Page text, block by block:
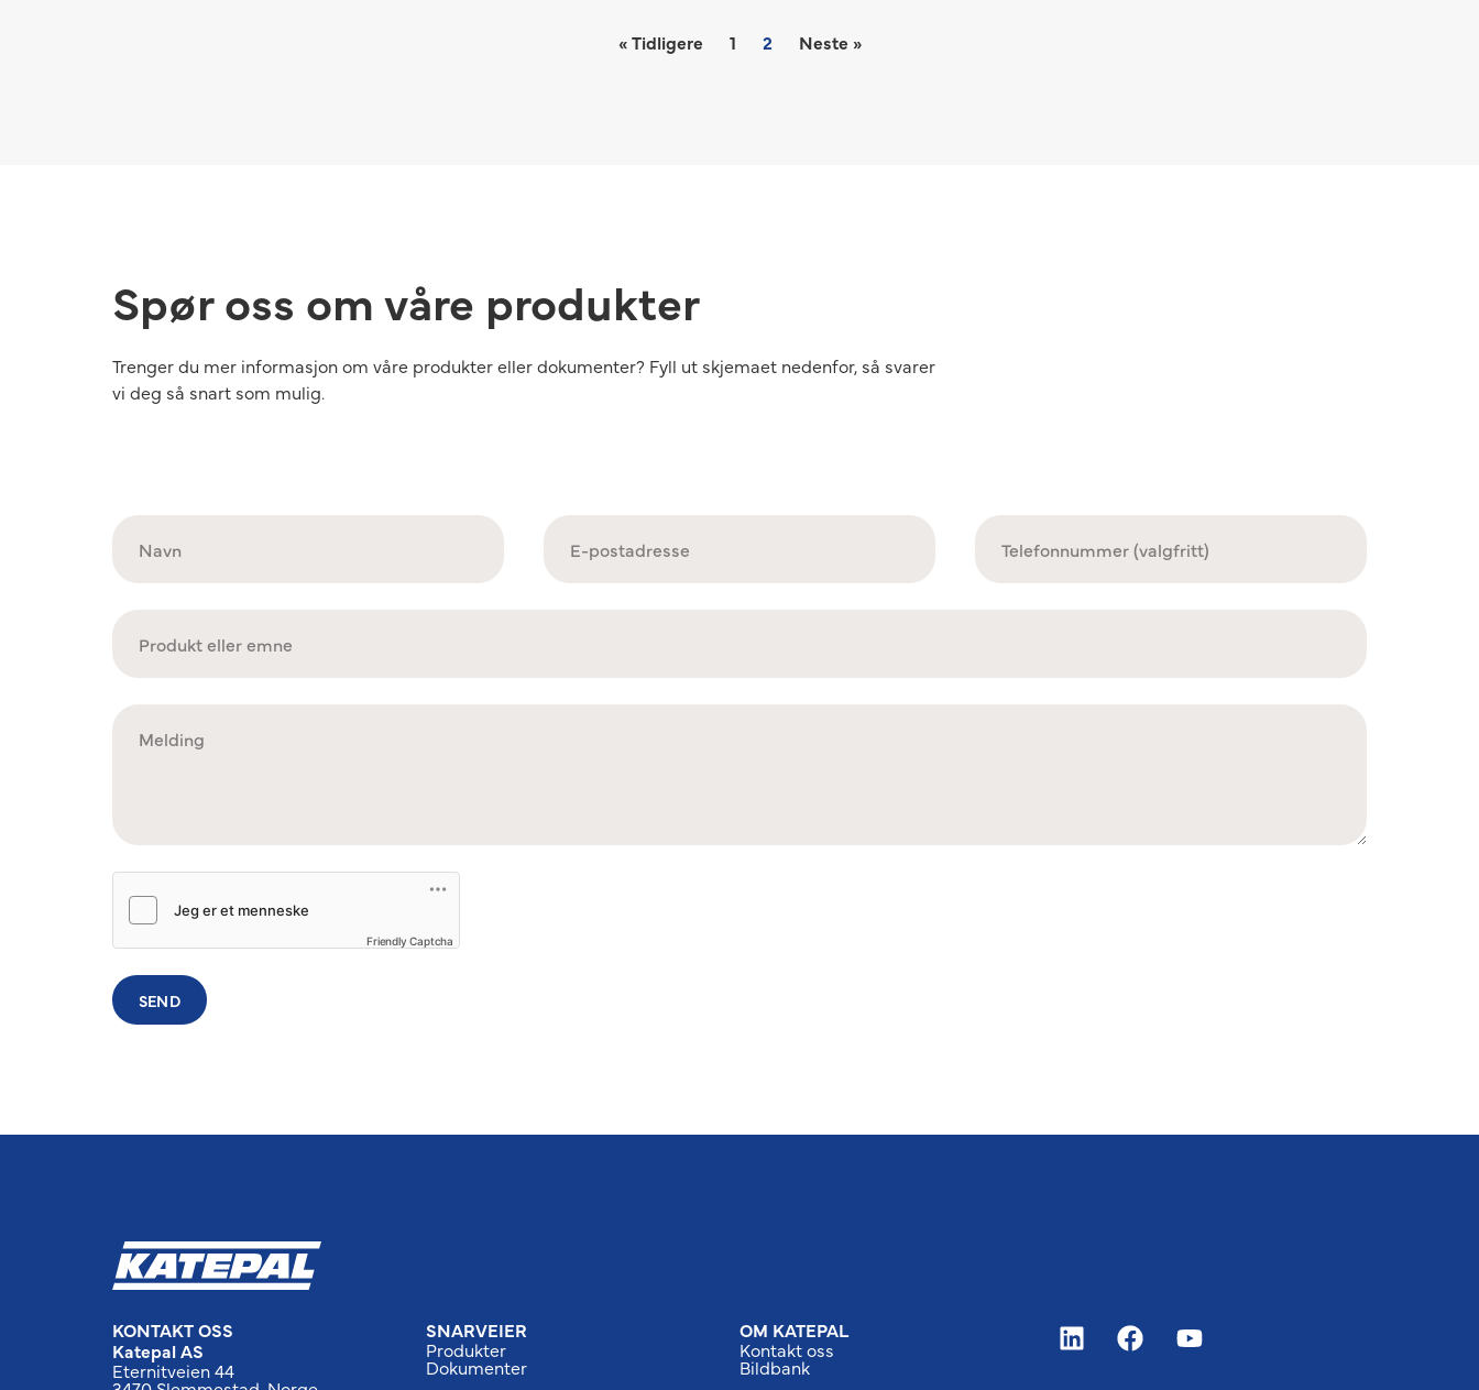
« Tidligere 1 2 Neste »
Spør oss om våre produkter
Trenger du mer informasjon om våre produkter eller dokumenter? Fyll ut skjemaet nedenfor, så svarer
vi deg så snart som mulig.
Friendly Captcha
SEND
KONTAKT OSS
Katepal AS
Eternitveien 44
SNARVEIER
Produkter
Dokumenter
OM KATEPAL
Kontakt oss
Bildbank